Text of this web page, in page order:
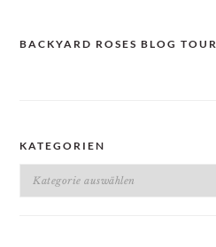
BACKYARD ROSES BLOG TOUR
KATEGORIEN
Kategorien